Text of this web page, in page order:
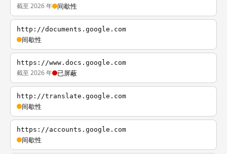
截至 2026 年 间歇性
http://documents.google.com
间歇性
https://www.docs.google.com
截至 2026 年 已屏蔽
http://translate.google.com
间歇性
https://accounts.google.com
间歇性